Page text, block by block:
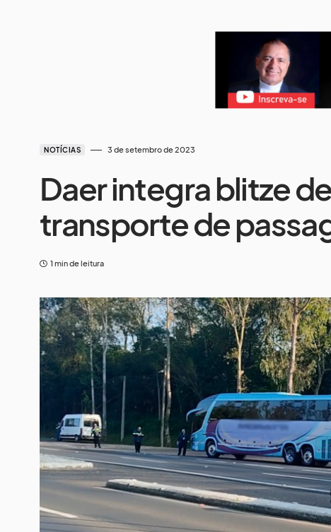
NOTÍCIAS 3 de setembro de 2023
Daer integra blitze
transporte de
1 min de leitura